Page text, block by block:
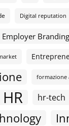
Digital reputation
Employer Branding
formazione
HR hr-tech